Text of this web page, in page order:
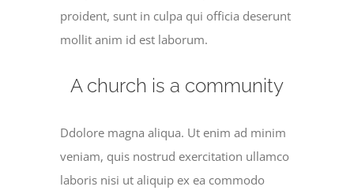
proident, sunt in culpa qui officia deserunt
mollit anim id est laborum.
A church is a community
Ddolore magna aliqua. Ut enim ad minim
veniam, quis nostrud exercitation ullamco
laboris nisi ut aliquip ex ea commodo